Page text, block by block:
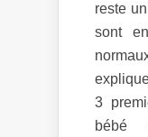
reste
sont
3
bébé